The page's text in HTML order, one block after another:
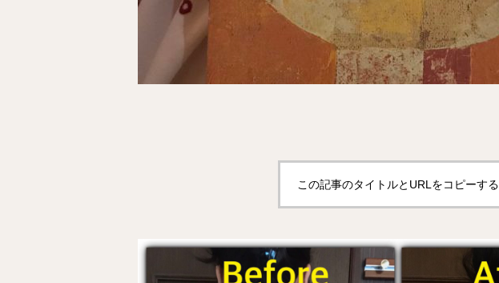
この記事のタイトルとURLをコピーする